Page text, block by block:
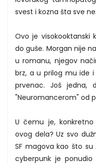
svest i kozna šta sve
Ovo je visokooktanski
do guše. Morgan nije
u romanu, njegov
brz, a u prilog mu ide
prvenac. Još jedna,
"Neuromancerom" od
U čemu je,
ovog dela? Uz svo
SF magova kao što su
cyberpunk je